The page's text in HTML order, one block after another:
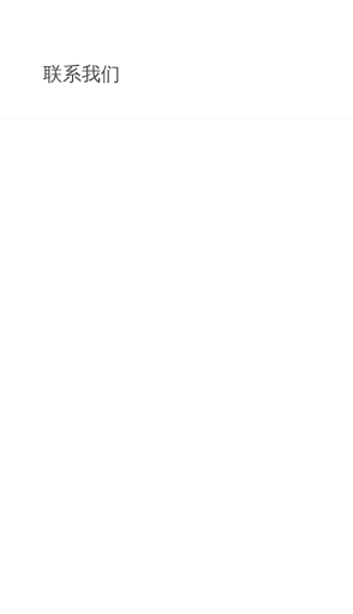
联系我们